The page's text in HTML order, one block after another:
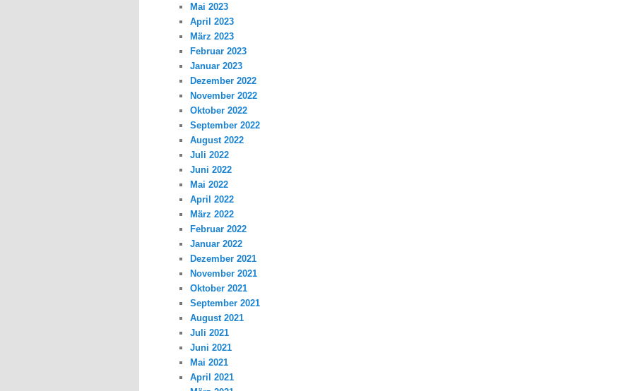
Mai 2023
April 2023
März 2023
Februar 2023
Januar 2023
Dezember 2022
November 2022
Oktober 2022
September 2022
August 2022
Juli 2022
Juni 2022
Mai 2022
April 2022
März 2022
Februar 2022
Januar 2022
Dezember 2021
November 2021
Oktober 2021
September 2021
August 2021
Juli 2021
Juni 2021
Mai 2021
April 2021